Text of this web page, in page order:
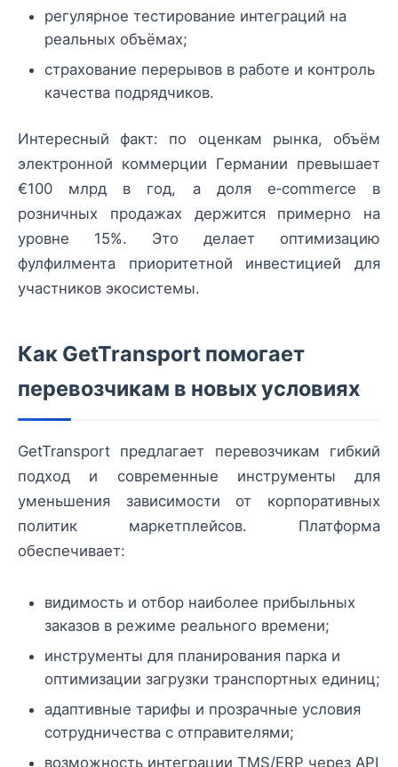
регулярное тестирование интеграций на
реальных объёмах;
страхование перерывов в работе и контроль
качества подрядчиков.
Интересный факт: по оценкам рынка, объём
электронной коммерции Германии превышает
€100 млрд в год, а доля e‑commerce в
розничных продажах держится примерно на
уровне 15%. Это делает оптимизацию
фулфилмента приоритетной инвестицией для
участников экосистемы.
Как GetTransport помогает
перевозчикам в новых условиях
GetTransport предлагает перевозчикам гибкий
подход и современные инструменты для
уменьшения зависимости от корпоративных
политик маркетплейсов. Платформа
обеспечивает:
видимость и отбор наиболее прибыльных
заказов в режиме реального времени;
инструменты для планирования парка и
оптимизации загрузки транспортных единиц;
адаптивные тарифы и прозрачные условия
сотрудничества с отправителями;
возможность интеграции TMS/ERP через API